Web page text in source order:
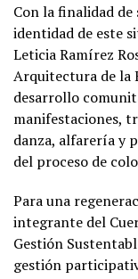
Con la finalidad
identidad de este
Leticia Ramírez
Arquitectura de la
desarrollo
manifestaciones,
danza, alfarería y
del proceso de
Para una
integrante del
Gestión
gestión